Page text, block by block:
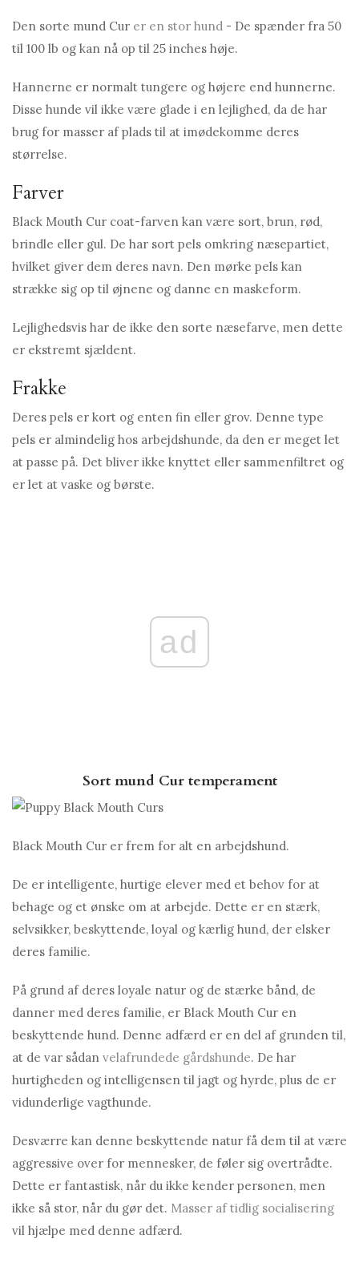
Den sorte mund Cur er en stor hund - De spænder fra 50
til 100 lb og kan nå op til 25 inches høje.
Hannerne er normalt tungere og højere end hunnerne.
Disse hunde vil ikke være glade i en lejlighed, da de har
brug for masser af plads til at imødekomme deres
størrelse.
Farver
Black Mouth Cur coat-farven kan være sort, brun, rød,
brindle eller gul. De har sort pels omkring næsepartiet,
hvilket giver dem deres navn. Den mørke pels kan
strække sig op til øjnene og danne en maskeform.
Lejlighedsvis har de ikke den sorte næsefarve, men dette
er ekstremt sjældent.
Frakke
Deres pels er kort og enten fin eller grov. Denne type
pels er almindelig hos arbejdshunde, da den er meget let
at passe på. Det bliver ikke knyttet eller sammenfiltret og
er let at vaske og børste.
ad
Sort mund Cur temperament
Black Mouth Cur er frem for alt en arbejdshund.
De er intelligente, hurtige elever med et behov for at
behage og et ønske om at arbejde. Dette er en stærk,
selvsikker, beskyttende, loyal og kærlig hund, der elsker
deres familie.
På grund af deres loyale natur og de stærke bånd, de
danner med deres familie, er Black Mouth Cur en
beskyttende hund. Denne adfærd er en del af grunden til,
at de var sådan velafrundede gårdshunde. De har
hurtigheden og intelligensen til jagt og hyrde, plus de er
vidunderlige vagthunde.
Desværre kan denne beskyttende natur få dem til at være
aggressive over for mennesker, de føler sig overtrådte.
Dette er fantastisk, når du ikke kender personen, men
ikke så stor, når du gør det. Masser af tidlig socialisering
vil hjælpe med denne adfærd.